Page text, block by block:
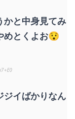
かと中身見てみ
めとくよお😯
ジイばかりなん